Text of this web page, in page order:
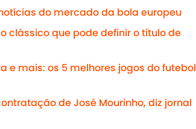
do mercado da bola europeu
clássico que pode definir o título de
e mais: os 5 melhores jogos do futebol
de José Mourinho, diz jornal